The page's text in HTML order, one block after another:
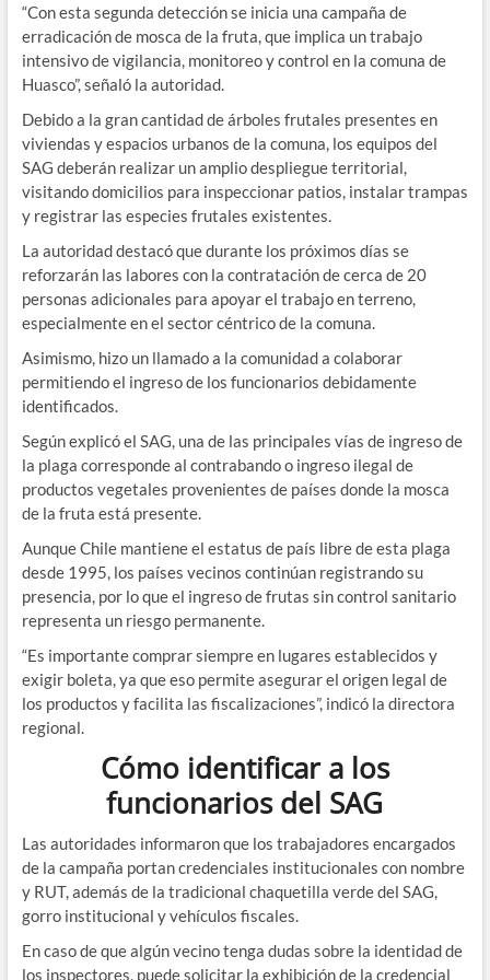
“Con esta segunda detección se inicia una campaña de
erradicación de mosca de la fruta, que implica un trabajo
intensivo de vigilancia, monitoreo y control en la comuna de
Huasco”, señaló la autoridad.
Debido a la gran cantidad de árboles frutales presentes en
viviendas y espacios urbanos de la comuna, los equipos del
SAG deberán realizar un amplio despliegue territorial,
visitando domicilios para inspeccionar patios, instalar trampas
y registrar las especies frutales existentes.
La autoridad destacó que durante los próximos días se
reforzarán las labores con la contratación de cerca de 20
personas adicionales para apoyar el trabajo en terreno,
especialmente en el sector céntrico de la comuna.
Asimismo, hizo un llamado a la comunidad a colaborar
permitiendo el ingreso de los funcionarios debidamente
identificados.
Según explicó el SAG, una de las principales vías de ingreso de
la plaga corresponde al contrabando o ingreso ilegal de
productos vegetales provenientes de países donde la mosca
de la fruta está presente.
Aunque Chile mantiene el estatus de país libre de esta plaga
desde 1995, los países vecinos continúan registrando su
presencia, por lo que el ingreso de frutas sin control sanitario
representa un riesgo permanente.
“Es importante comprar siempre en lugares establecidos y
exigir boleta, ya que eso permite asegurar el origen legal de
los productos y facilita las fiscalizaciones”, indicó la directora
regional.
Cómo identificar a los
funcionarios del SAG
Las autoridades informaron que los trabajadores encargados
de la campaña portan credenciales institucionales con nombre
y RUT, además de la tradicional chaquetilla verde del SAG,
gorro institucional y vehículos fiscales.
En caso de que algún vecino tenga dudas sobre la identidad de
los inspectores, puede solicitar la exhibición de la credencial